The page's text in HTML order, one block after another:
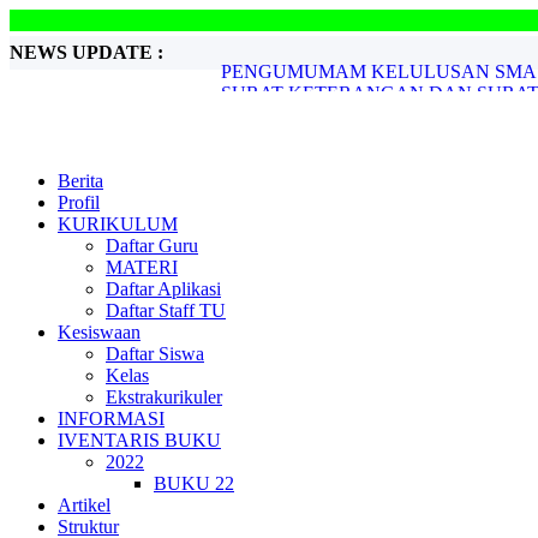
NEWS UPDATE :
SURAT KETERANGAN DAN
PENGADAAN BUKU 2022 DAN
Berita
Profil
KURIKULUM
Daftar Guru
MATERI
Daftar Aplikasi
Daftar Staff TU
Kesiswaan
Daftar Siswa
Kelas
Ekstrakurikuler
INFORMASI
IVENTARIS BUKU
2022
BUKU 22
Artikel
Struktur